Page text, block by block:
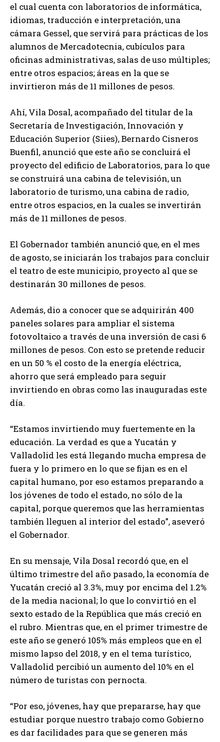
el cual cuenta con laboratorios de informática,
idiomas, traducción e interpretación, una
cámara Gessel, que servirá para prácticas de los
alumnos de Mercadotecnia, cubículos para
oficinas administrativas, salas de uso múltiples;
entre otros espacios; áreas en la que se
invirtieron más de 11 millones de pesos.
Ahí, Vila Dosal, acompañado del titular de la
Secretaría de Investigación, Innovación y
Educación Superior (Siies), Bernardo Cisneros
Buenfil, anunció que este año se concluirá el
proyecto del edificio de Laboratorios, para lo que
se construirá una cabina de televisión, un
laboratorio de turismo, una cabina de radio,
entre otros espacios, en la cuales se invertirán
más de 11 millones de pesos.
El Gobernador también anunció que, en el mes
de agosto, se iniciarán los trabajos para concluir
el teatro de este municipio, proyecto al que se
destinarán 30 millones de pesos.
Además, dio a conocer que se adquirirán 400
paneles solares para ampliar el sistema
fotovoltaico a través de una inversión de casi 6
millones de pesos. Con esto se pretende reducir
en un 50 % el costo de la energía eléctrica,
ahorro que será empleado para seguir
invirtiendo en obras como las inauguradas este
día.
“Estamos invirtiendo muy fuertemente en la
educación. La verdad es que a Yucatán y
Valladolid les está llegando mucha empresa de
fuera y lo primero en lo que se fijan es en el
capital humano, por eso estamos preparando a
los jóvenes de todo el estado, no sólo de la
capital, porque queremos que las herramientas
también lleguen al interior del estado”, aseveró
el Gobernador.
En su mensaje, Vila Dosal recordó que, en el
último trimestre del año pasado, la economía de
Yucatán creció al 3.3%, muy por encima del 1.2%
de la media nacional; lo que lo convirtió en el
sexto estado de la República que más creció en
el rubro. Mientras que, en el primer trimestre de
este año se generó 105% más empleos que en el
mismo lapso del 2018, y en el tema turístico,
Valladolid percibió un aumento del 10% en el
número de turistas con pernocta.
“Por eso, jóvenes, hay que prepararse, hay que
estudiar porque nuestro trabajo como Gobierno
es dar facilidades para que se generen más